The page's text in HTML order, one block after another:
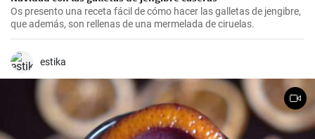
Os presento una receta fácil de cómo hacer las galletas de jengibre,
que además, son rellenas de una mermelada de ciruelas.
estika